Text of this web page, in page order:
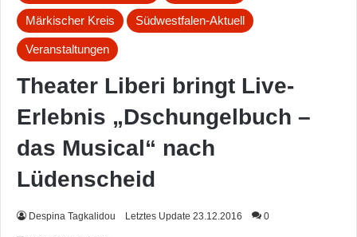
Märkischer Kreis Südwestfalen-Aktuell
Veranstaltungen
Theater Liberi bringt Live-
Erlebnis „Dschungelbuch –
das Musical“ nach
Lüdenscheid
Despina Tagkalidou Letztes Update 23.12.2016 0